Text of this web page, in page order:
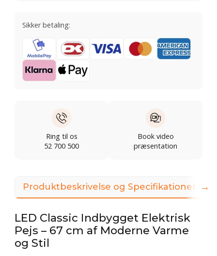
Sikker betaling:
Ring til os
52 700 500
Book video
præsentation
Produktbeskrivelse og Specifikationer
LED Classic Indbygget Elektrisk
Pejs – 67 cm af Moderne Varme
og Stil
→